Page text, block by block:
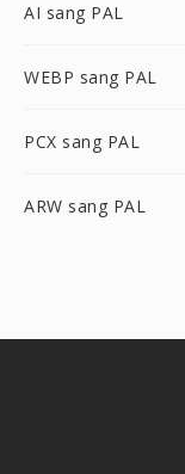
AI sang PAL
WEBP sang PAL
PCX sang PAL
ARW sang PAL